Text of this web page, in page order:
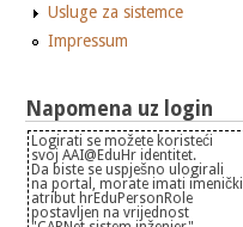
Usluge za sistemce
Impressum
Napomena uz login
Logirati se možete koristeći
svoj AAI@EduHr identitet.
Da biste se uspješno ulogirali
na portal, morate imati imenički
atribut hrEduPersonRole
postavljen na vrijednost